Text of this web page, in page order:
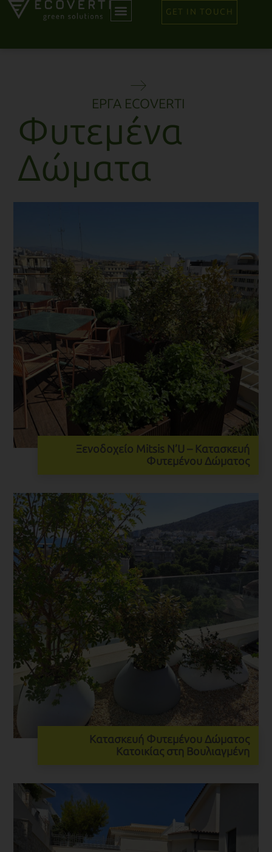
GET IN TOUCH
ΕΡΓΑ ECOVERTI
Φυτεμένα
Δώματα
Ξενοδοχείο Mitsis N’U – Κατασκευή
Φυτεμένου Δώματος
Κατασκευή Φυτεμένου Δώματος
Κατοικίας στη Βουλιαγμένη